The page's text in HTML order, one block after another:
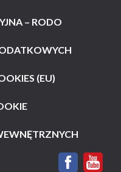
– RODO
(EU)